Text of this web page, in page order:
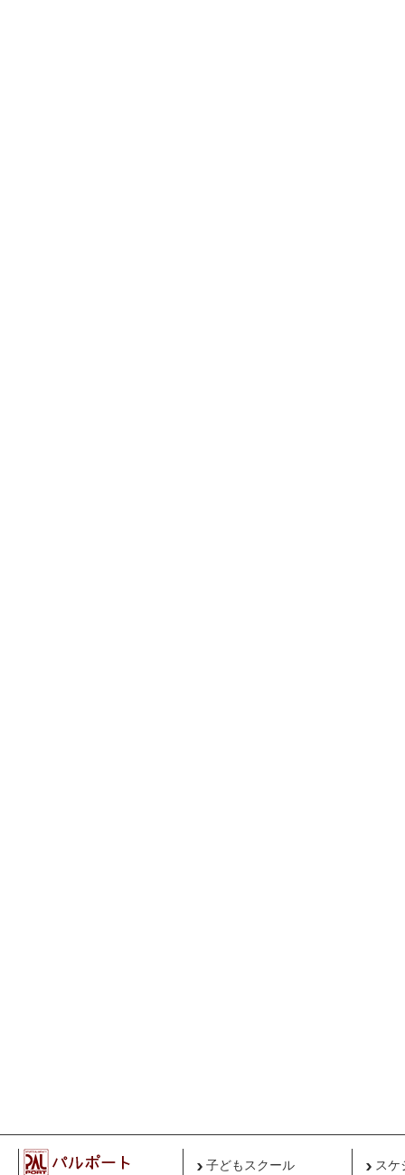
子どもスクール スケ